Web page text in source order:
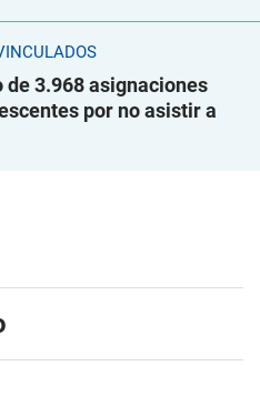
de 3.968 asignaciones
por no asistir a